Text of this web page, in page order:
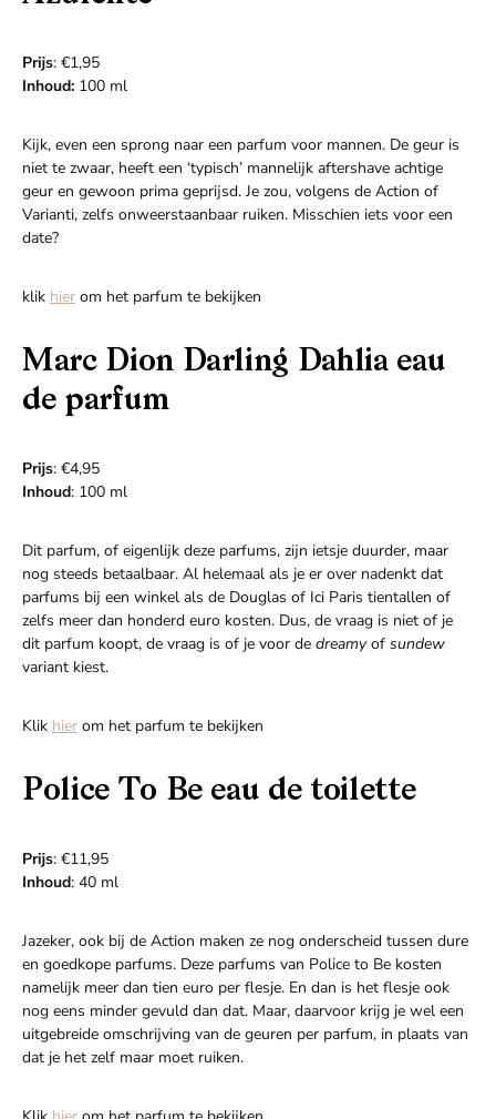
Prijs: €1,95
Inhoud: 100 ml
Kijk, even een sprong naar een parfum voor mannen. De geur is
niet te zwaar, heeft een ‘typisch’ mannelijk aftershave achtige
geur en gewoon prima geprijsd. Je zou, volgens de Action of
Varianti, zelfs onweerstaanbaar ruiken. Misschien iets voor een
date?
klik hier om het parfum te bekijken
Marc Dion Darling Dahlia eau
de parfum
Prijs: €4,95
Inhoud: 100 ml
Dit parfum, of eigenlijk deze parfums, zijn ietsje duurder, maar
nog steeds betaalbaar. Al helemaal als je er over nadenkt dat
parfums bij een winkel als de Douglas of Ici Paris tientallen of
zelfs meer dan honderd euro kosten. Dus, de vraag is niet of je
dit parfum koopt, de vraag is of je voor de dreamyof sundew
variant kiest.
Klik hier om het parfum te bekijken
Police To Be eau de toilette
Prijs: €11,95
Inhoud: 40 ml
Jazeker, ook bij de Action maken ze nog onderscheid tussen dure
en goedkope parfums. Deze parfums van Police to Be kosten
namelijk meer dan tien euro per flesje. En dan is het flesje ook
nog eens minder gevuld dan dat. Maar, daarvoor krijg je wel een
uitgebreide omschrijving van de geuren per parfum, in plaats van
dat je het zelf maar moet ruiken.